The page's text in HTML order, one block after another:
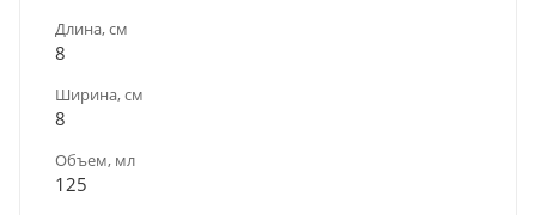
Длина, см
8
Ширина, см
8
Объем, мл
125